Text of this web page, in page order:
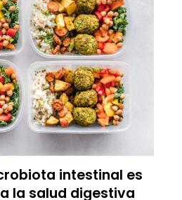
con sentidos que
forma de percibir el
mundo
Hace 3 días